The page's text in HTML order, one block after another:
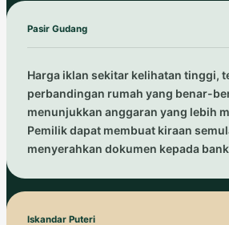
Pasir Gudang
Harga iklan sekitar kelihatan tinggi,
perbandingan rumah yang benar-
menunjukkan anggaran yang lebih
Pemilik dapat membuat kiraan
menyerahkan dokumen kepada
Iskandar Puteri